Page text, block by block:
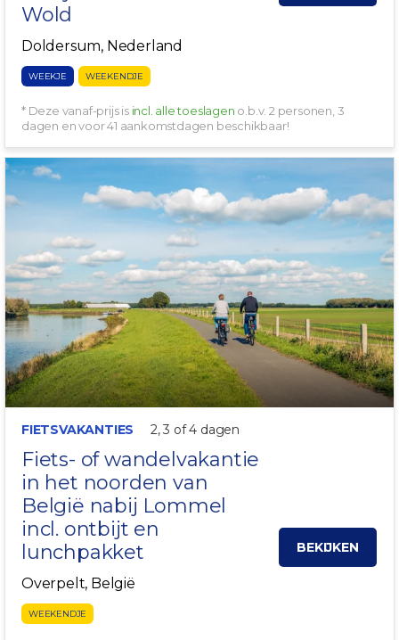
Wold
Doldersum, Nederland
WEEKJE WEEKENDJE
* Deze vanaf-prijs is incl. alle toeslagen o.b.v. 2 personen, 3
dagen en voor 41 aankomstdagen beschikbaar!
INCL. LUNCHPAKKET
FIETSVAKANTIES 2, 3 of 4 dagen
Fiets- of wandelvakantie
in het noorden van
België nabij Lommel
incl. ontbijt en
lunchpakket
Overpelt, België
WEEKENDJE
BEKIJKEN